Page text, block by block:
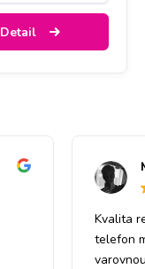
Detail
Kvalita
telefon